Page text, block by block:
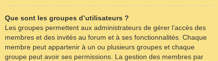
Que sont les groupes d’utilisateurs ?
Les groupes permettent aux administrateurs de gérer l’accès des
membres et des invités au forum et à ses fonctionnalités. Chaque
membre peut appartenir à un ou plusieurs groupes et chaque
groupe peut avoir ses permissions. La gestion des membres par